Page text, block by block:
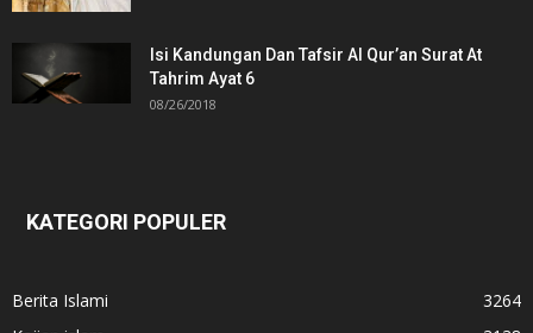
Isi Kandungan Dan Tafsir Al Qur’an Surat At
Tahrim Ayat 6
08/26/2018
KATEGORI POPULER
Berita Islami
3264